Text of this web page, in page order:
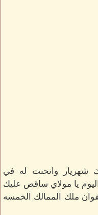
شهريار وانحنت له في
يا مولاي ساقص عليك
ملك الممالك الخمسه